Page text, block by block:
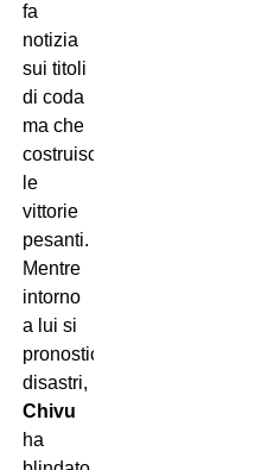
fa
notizia
sui titoli
di coda
ma che
costruisce
le
vittorie
pesanti.
Mentre
intorno
a lui si
pronosticavano
disastri,
Chivu
ha